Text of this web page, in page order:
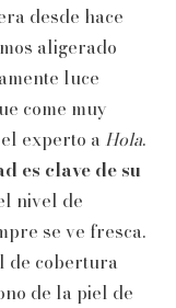
desde hace
aligerado
luce
come muy
experto a Hola.
es clave de su
nivel de
se ve fresca.
de cobertura
de la piel de